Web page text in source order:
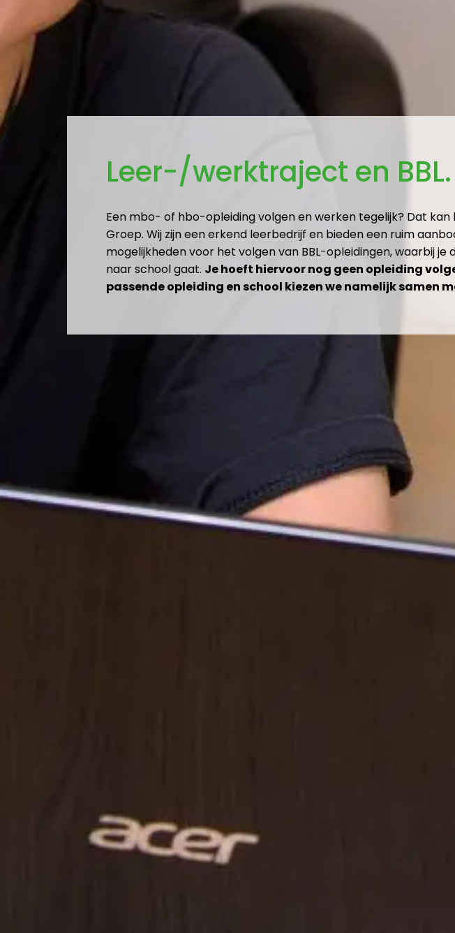
Leer-/werktraject en BBL.
Een mbo- of hbo-opleiding volgen en werken tegelijk? Dat
Groep. Wij zijn een erkend leerbedrijf en bieden een ruim
mogelijkheden voor het volgen van BBL-opleidingen, waarbij je
naar school gaat. Je hoeft hiervoor nog geen opleiding
passende opleiding en school kiezen we namelijk samen